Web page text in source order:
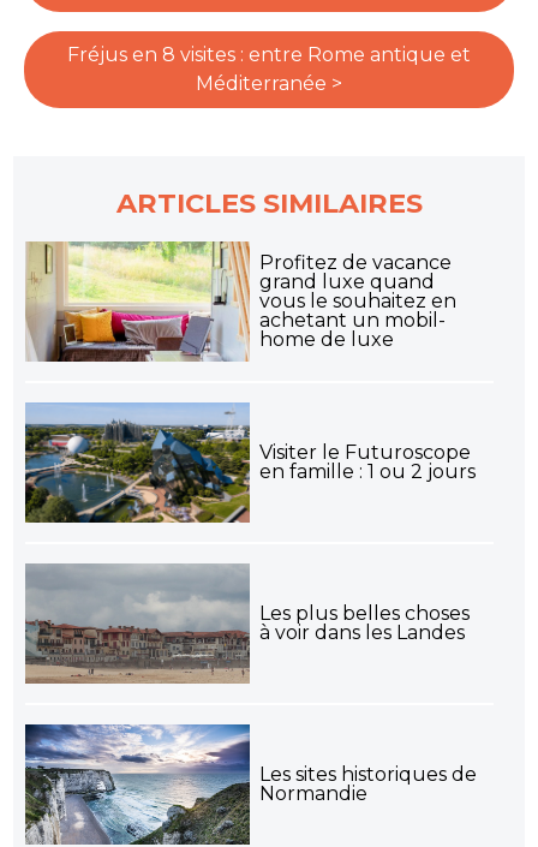
Fréjus en 8 visites : entre Rome antique et
Méditerranée >
ARTICLES SIMILAIRES
Profitez de vacance
grand luxe quand
vous le souhaitez en
achetant un mobil-
home de luxe
Visiter le Futuroscope
en famille : 1 ou 2 jours
Les plus belles choses
à voir dans les Landes
Les sites historiques de
Normandie